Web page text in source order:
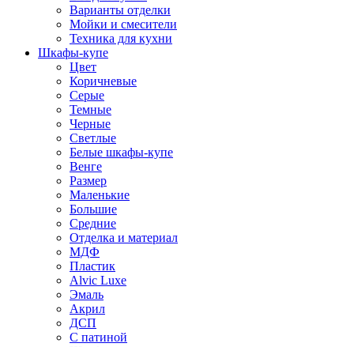
Варианты отделки
Мойки и смесители
Техника для кухни
Шкафы-купе
Цвет
Коричневые
Серые
Темные
Черные
Светлые
Белые шкафы-купе
Венге
Размер
Маленькие
Большие
Средние
Отделка и материал
МДФ
Пластик
Alvic Luxe
Эмаль
Акрил
ДСП
С патиной